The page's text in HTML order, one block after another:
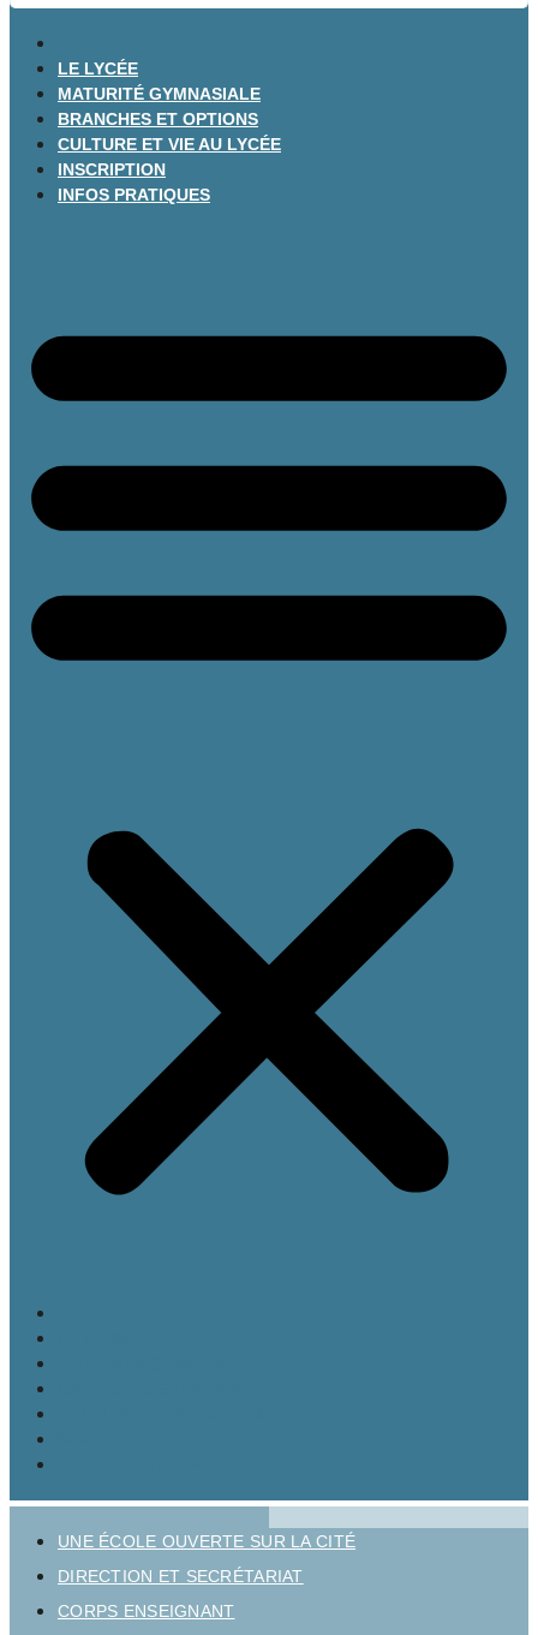
LE LYCÉE
MATURITÉ GYMNASIALE
BRANCHES ET OPTIONS
CULTURE ET VIE AU LYCÉE
INSCRIPTION
INFOS PRATIQUES
UNE ÉCOLE OUVERTE SUR LA CITÉ
DIRECTION ET SECRÉTARIAT
CORPS ENSEIGNANT